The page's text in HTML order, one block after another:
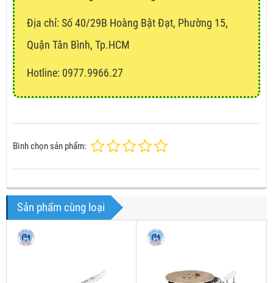
Địa chỉ: Số 40/29B Hoàng Bật Đạt, Phường 15,
Quận Tân Bình, Tp.HCM
Hotline: 0977.9966.27
Bình chọn sản phẩm:
Sản phẩm cùng loại